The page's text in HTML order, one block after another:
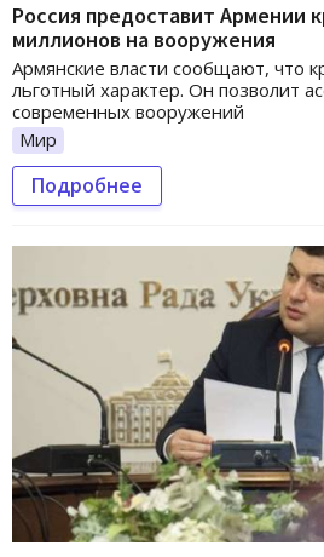
Россия предоставит Армении
миллионов на вооружения
Армянские власти сообщают, что
льготный характер. Он позволит
современных вооружений
Мир
Подробнее